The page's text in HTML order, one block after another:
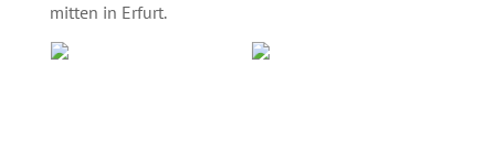
mitten in Erfurt.